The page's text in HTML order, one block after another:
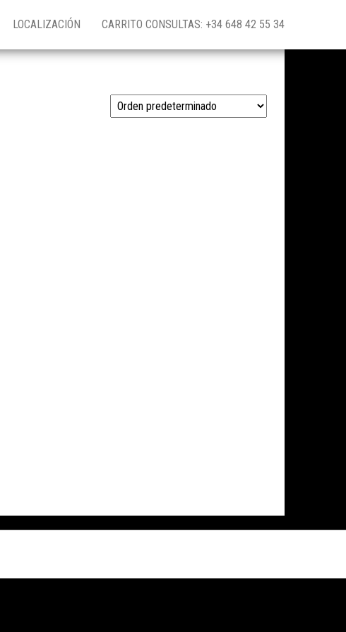
LOCALIZACIÓN CARRITO CONSULTAS: +34 648 42 55 34